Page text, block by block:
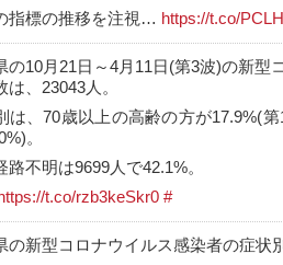
指標の推移を注視… https://t.co/
の10月21日～4月11日(第3波)の新型
は、23043人。
は、70歳以上の高齢の方が17.9%(
。
路不明は9699人で42.1%。
https://t.co/rzb3keSkr0 #
の新型コロナウイルス感染者の症状